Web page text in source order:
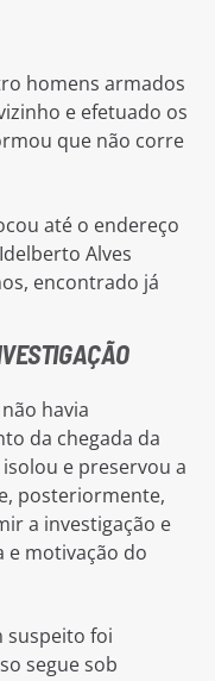
homens armados
e efetuado os
que não corre
até o endereço
Alves
encontrado já
havia
da chegada da
e preservou a
posteriormente,
a investigação e
e motivação do
suspeito foi
segue sob